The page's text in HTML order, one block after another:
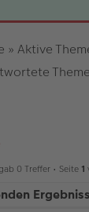
» Aktive
0 Treffer • Seite 1